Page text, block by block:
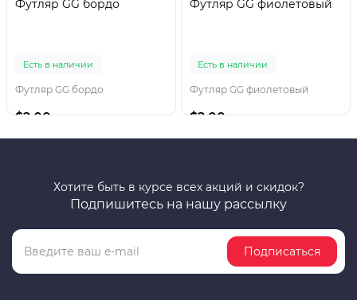
Футляр GG бордо
Есть в наличии
Футляр GG бордо
$2.00
Футляр GG фиолетовый
Есть в наличии
Футляр GG фиолетовый
$2.00
Хотите быть в курсе всех акций и скидок?
Подпишитесь на нашу рассылку
Подписаться